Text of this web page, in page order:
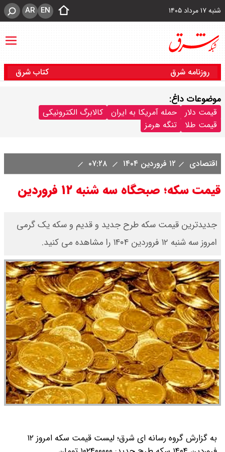
شنبه ۱۷ مرداد ۱۴۰۵ EN
AR
روزنامه شرق کتاب شرق
موضوعات داغ:
قیمت دلار حمله آمریکا به ایران
کالابرگ الکترونیکی
قیمت طلا
تنگه هرمز
اقتصادی ۱۲ فروردین ۱۴۰۴
قیمت سکه؛ صبحگاه سه شنبه ۱۲ فروردین
جدیدترین قیمت سکه طرح جدید و قدیم و سکه یک گرمی
امروز سه شنبه ۱۲ فروردین ۱۴۰۴ را مشاهده می کنید.
به گزارش گروه رسانه ای شرق؛ لیست قیمت سکه امروز ۱۲